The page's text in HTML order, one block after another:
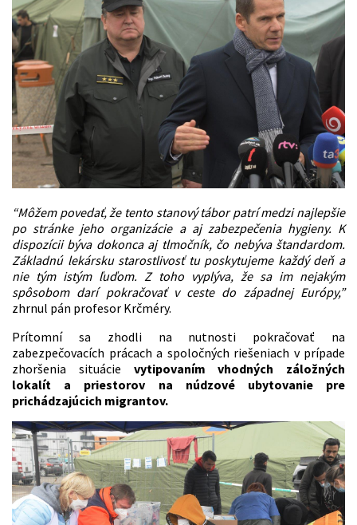
“Môžem povedať, že tento stanový tábor patrí medzi najlepšie
po stránke jeho organizácie a aj zabezpečenia hygieny. K
dispozícii býva dokonca aj tlmočník, čo nebýva štandardom.
Základnú lekársku starostlivosť tu poskytujeme každý deň a
nie tým istým ľuďom. Z toho vyplýva, že sa im nejakým
spôsobom darí pokračovať v ceste do západnej Európy,”
zhrnul pán profesor Krčméry.
Prítomní sa zhodli na nutnosti pokračovať na
zabezpečovacích prácach a spoločných riešeniach v prípade
zhoršenia situácie vytipovaním vhodných záložných
lokalít a priestorov na núdzové ubytovanie pre
prichádzajúcich migrantov.